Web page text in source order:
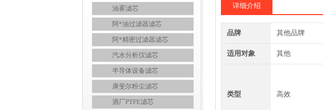
油雾滤芯
阿*油过滤器滤芯
阿*精密过滤器滤芯
汽水分析仪滤芯
半导体设备滤芯
康斐尔粉尘滤芯
酒厂PTFE滤芯
详细介绍
品牌 其他品牌
适用对象 其他
类型 高效